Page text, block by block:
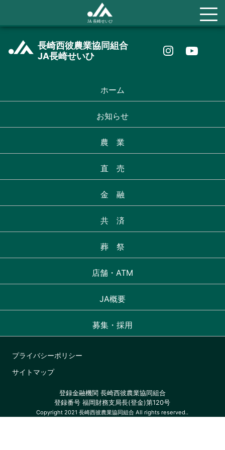
長崎西彼農業協同組合
JA長崎せいひ
ホーム
お知らせ
農 業
直 売
金 融
共 済
葬 祭
店舗・ATM
JA概要
募集・採用
プライバシーポリシー
サイトマップ
登録金融機関 長崎西彼農業協同組合
登録番号 福岡財務支局長(登金)第120号
Copyright 2021 長崎西彼農業協同組合 All rights reserved..